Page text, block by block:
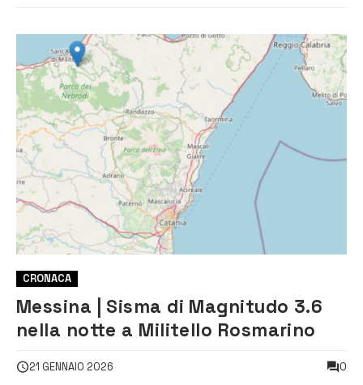
CRONACA
Messina | Sisma di Magnitudo 3.6
nella notte a Militello Rosmarino
21 GENNAIO 2026 0